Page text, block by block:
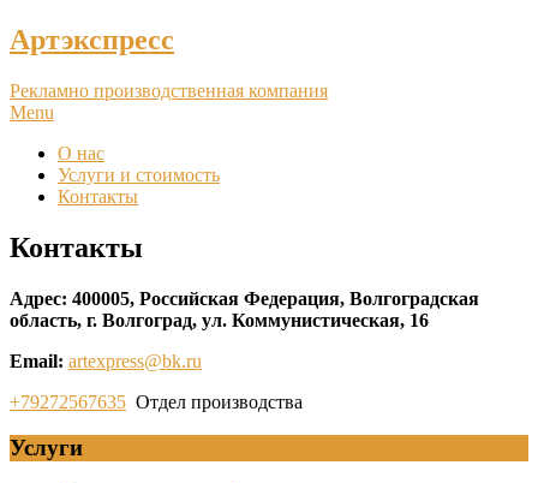
Артэкспресс
Рекламно производственная компания
Menu
О нас
Услуги и стоимость
Контакты
Контакты
Адрес: 400005, Российская Федерация, Волгоградская
область, г. Волгоград, ул. Коммунистическая, 16
Email: artexpress@bk.ru
+79272567635 Отдел производства
Услуги